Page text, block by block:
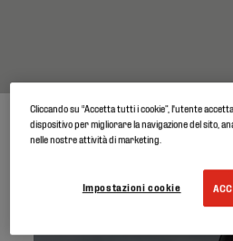
Cliccando su “Accetta tutti i cookie”, l'utente
dispositivo per migliorare la navigazione del sito,
nelle nostre attività di marketing.
Impostazioni cookie